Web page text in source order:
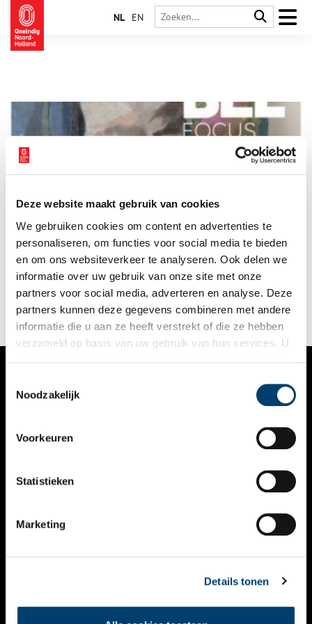
Deze website maakt gebruik van cookies
We gebruiken cookies om content en advertenties te
personaliseren, om functies voor social media te bieden
en om ons websiteverkeer te analyseren. Ook delen we
informatie over uw gebruik van onze site met onze
partners voor social media, adverteren en analyse. Deze
partners kunnen deze gegevens combineren met andere
informatie die u aan ze heeft verstrekt of die ze hebben
verzameld op basis van uw gebruik van hun services. U
Noodzakelijk
Voorkeuren
Statistieken
Marketing
Details tonen
NL EN
Samen met zevenenvijftig maskers van hedendaagse
kunstenaars uit het kunstproject Sign of the Times (SOTT)
toont Dubbelfocus – Verwey en maskers een selectie van
(zelf)portretten van Kees Verwey (1900-1995). Portretten van
sculpturen, gezichten, maskers en koppen van dieren zijn een
terugkerend onderwerp in het artistieke oeuvre van Verwey.
2 min
VERHALEN
KALENDER
THEMA’S
VIDEO’S
CONTACT